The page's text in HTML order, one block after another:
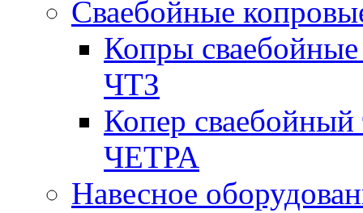
Сваебойные
Копры
ЧТЗ
Копер сваебойный
ЧЕТРА
Навесное